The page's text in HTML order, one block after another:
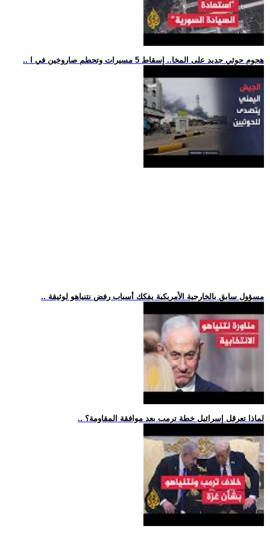
.. هجوم حوثي جديد على المخا.. إسقاط 5 مسيرات وتحطم صاروخين في ا
.. مسؤول سابق بالخارجية الأمريكية يفكك أسباب رفض نتنياهو لوثيقة
.. لماذا تعرقل إسرائيل خطة ترمب بعد موافقة المقاومة؟